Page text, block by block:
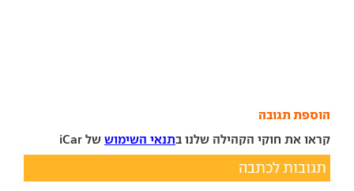
הוספת תגובה
קראו את חוקי הקהילה שלנו בתנאי השימוש של iCar
תגובות לכתבה